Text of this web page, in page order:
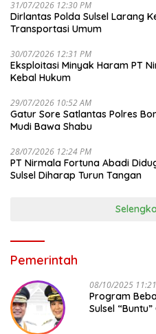
31/07/2026 12:30 PM
Dirlantas Polda Sulsel Larang
Transportasi Umum
30/07/2026 12:31 PM
Eksploitasi Minyak Haram PT
Kebal Hukum
29/07/2026 10:52 AM
Gatur Sore Satlantas Polres
Mudi Bawa Shabu
28/07/2026 12:24 PM
PT Nirmala Fortuna Abadi
Sulsel Diharap Turun Tangan
Pemerintah
08/10/2025
Program
Sulsel